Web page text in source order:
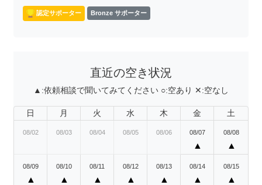
認定サポーター Bronze サポーター
直近の空き状況
▲:依頼相談で聞いてみてください ○:空あり ✕:空なし
日 月 火 水 木 金 土
08/02 08/03 08/04 08/05 08/06 08/07
▲
08/08
▲
08/09
▲
08/10
▲
08/11
▲
08/12
▲
08/13
▲
08/14
▲
08/15
▲